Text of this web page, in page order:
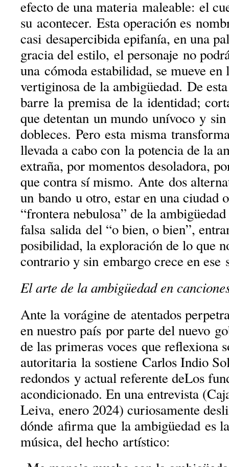
efecto de una materia maleable: el
su acontecer. Esta operación es
casi desapercibida epifanía, en una
gracia del estilo, el personaje no
una cómoda estabilidad, se mueve
vertiginosa de la ambigüedad. De
barre la premisa de la identidad;
que detentan un mundo unívoco y sin
dobleces. Pero esta misma
llevada a cabo con la potencia de la
extraña, por momentos desoladora,
que contra sí mismo. Ante dos
un bando u otro, estar en una ciudad
“frontera nebulosa” de la
falsa salida del “o bien, o bien”,
posibilidad, la exploración de lo que
contrario y sin embargo crece en ese
El arte de la ambigüedad en
Ante la vorágine de atentados
en nuestro país por parte del nuevo
de las primeras voces que reflexiona
autoritaria la sostiene Carlos Indio
redondos y actual referente deLos
acondicionado. En una entrevista
Leiva, enero 2024) curiosamente
dónde afirma que la ambigüedad es
música, del hecho artístico: